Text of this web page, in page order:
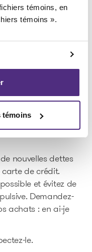
témoins, en
témoins ».
témoins
du jour au
ni vouloir
Par
de carte de
nouvelles dettes
carte de crédit.
et évitez de
Demandez-
achats : en ai-je
le.